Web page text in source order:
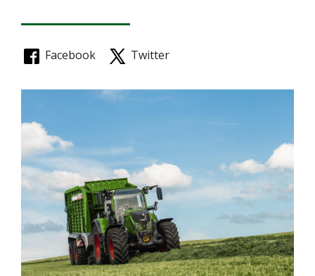
Facebook Twitter